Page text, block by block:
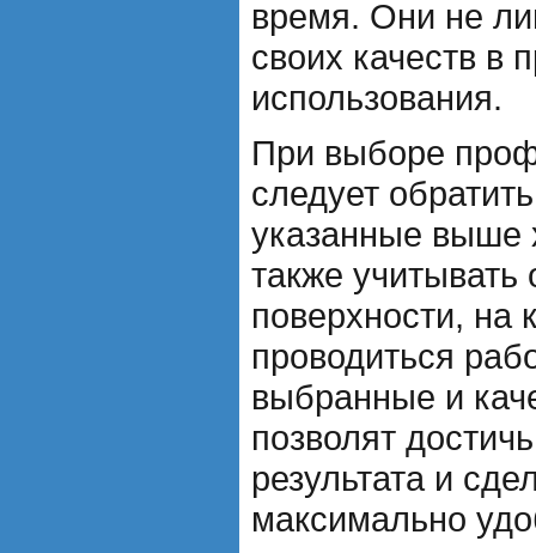
время. Они не
своих качеств в
использования.
При выборе
следует
указанные выше
также учитывать
поверхности, на
проводиться
выбранные и
позволят
результата и
максимально